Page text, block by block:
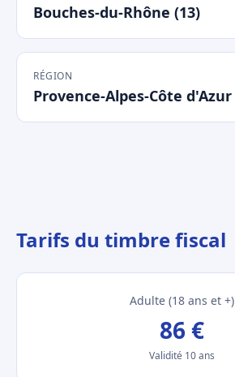
Bouches-du-Rhône (13)
RÉGION
Provence-Alpes-Côte d'Azur
Tarifs du timbre fiscal
Adulte (18 ans et +)
86 €
Validité 10 ans